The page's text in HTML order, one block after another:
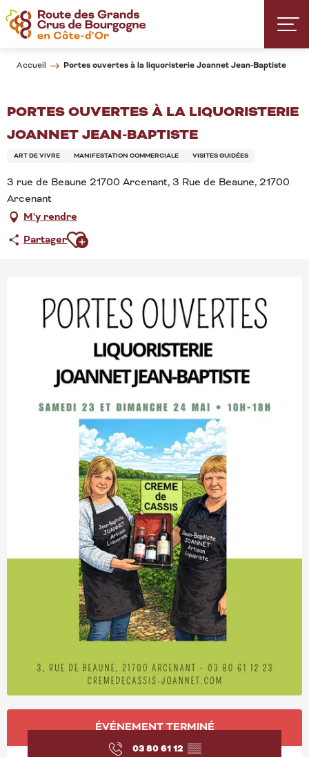
Aller
au
contenu
Accueil Portes ouvertes à la liquoristerie Joannet Jean-Baptiste
PORTES OUVERTES À LA LIQUORISTERIE
JOANNET JEAN-BAPTISTE
ART DE VIVRE MANIFESTATION COMMERCIALE VISITES GUIDÉES
3 rue de Beaune 21700 Arcenant, 3 Rue de Beaune, 21700
Arcenant
M'y rendre
PartagerAjouter aux favoris
OUVERTURE ET
ÉVÉNEMENT TERMINÉ
03 80 61 12 ▒▒